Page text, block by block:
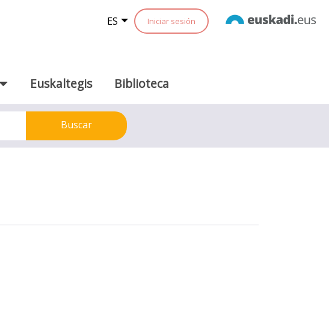
ES Iniciar sesión
Euskaltegis Biblioteca
Buscar